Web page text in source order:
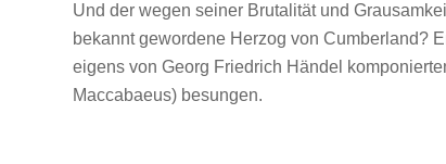
Und der wegen seiner Brutalität und
bekannt gewordene Herzog von Cumberland?
eigens von Georg Friedrich Händel
Maccabaeus) besungen.